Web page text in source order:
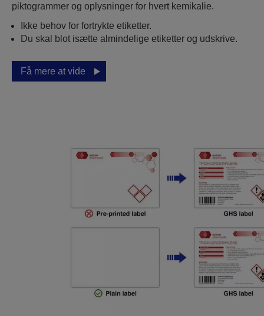
piktogrammer og oplysninger for hvert kemikalie.
Ikke behov for fortrykte etiketter.
Du skal blot isætte almindelige etiketter og udskrive.
Få mere at vide